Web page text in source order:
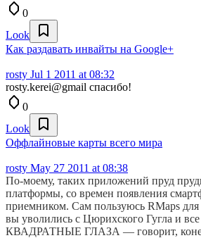
0
Look
Как раздавать инвайты на Google+
rosty Jul 1 2011 at 08:32
rosty.kerei@gmail спасибо!
0
Look
Оффлайновые карты всего мира
rosty May 27 2011 at 08:38
По-моему, таких приложений пруд
платформы, со времен появления
приемником. Сам пользуюсь RMaps
вы уволились с Цюрихского Гугла и все
КВАДРАТНЫЕ ГЛАЗА — говорит,